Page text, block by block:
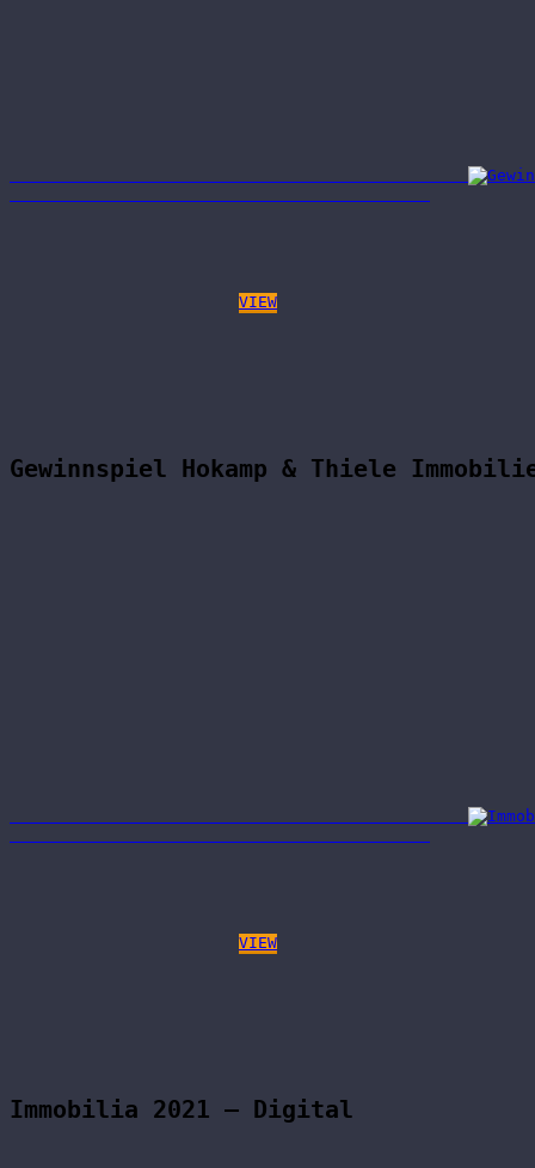
VIEW
Gewinnspiel Hokamp & Thiele
VIEW
Immobilia 2021 – Digital